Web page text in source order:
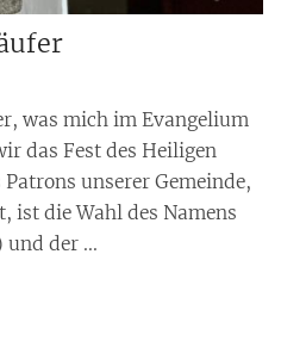
was mich im Evangelium
das Fest des Heiligen
unserer Gemeinde,
ist die Wahl des Namens
und der ...